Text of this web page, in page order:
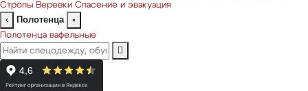
Стропы Веревки Спасение и эвакуация
‹
Полотенца
×
Полотенца вафельные